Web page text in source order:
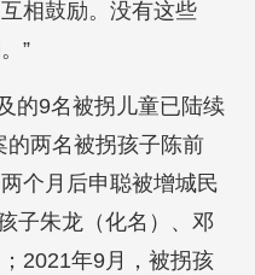
相鼓励。没有这些
”
的9名被拐儿童已陆续
的两名被拐孩子陈前
个月后申聪被增城民
子朱龙（化名）、邓
2021年9月，被拐孩